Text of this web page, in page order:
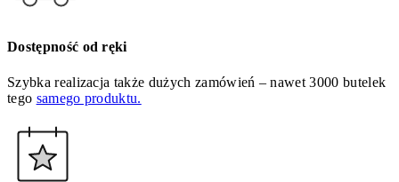
Dostępność od ręki
Szybka realizacja także dużych zamówień – nawet 3000 butelek
tego samego produktu.